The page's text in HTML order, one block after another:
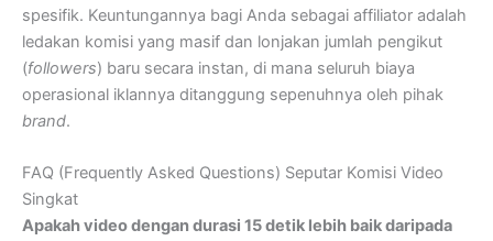
spesifik. Keuntungannya bagi Anda sebagai affiliator adalah
ledakan komisi yang masif dan lonjakan jumlah pengikut
(followers) baru secara instan, di mana seluruh biaya
operasional iklannya ditanggung sepenuhnya oleh pihak
brand.
FAQ (Frequently Asked Questions) Seputar Komisi Video
Singkat
Apakah video dengan durasi 15 detik lebih baik daripada